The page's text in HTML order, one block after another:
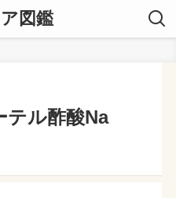
図鑑
テル酢酸Na